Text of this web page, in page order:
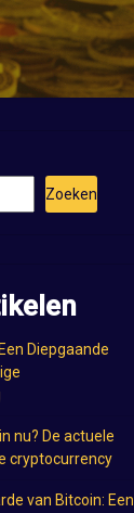
Zoeken
Diepgaande
nu? De actuele
cryptocurrency
van Bitcoin: Een